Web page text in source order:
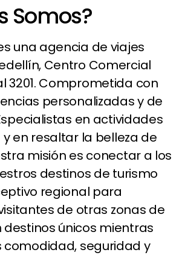
Somos?
una agencia de viajes
Centro Comercial
3201. Comprometida con
personalizadas y de
en actividades
en resaltar la belleza de
misión es conectar a los
destinos de turismo
regional para
de otras zonas de
únicos mientras
seguridad y